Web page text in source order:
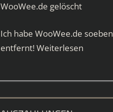
WooWee.de gelöscht
Ich habe WooWee.de soeben
entfernt!Weiterlesen